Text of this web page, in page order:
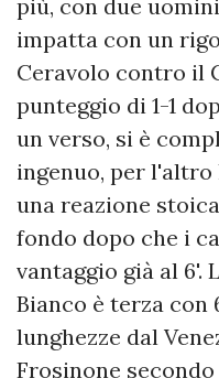
più, con due
impatta con un
Ceravolo contro il
punteggio di 1-1
un verso, si è
ingenuo, per l'altro
una reazione
fondo dopo che i
vantaggio già al 6'.
Bianco è terza con
lunghezze dal
Frosinone